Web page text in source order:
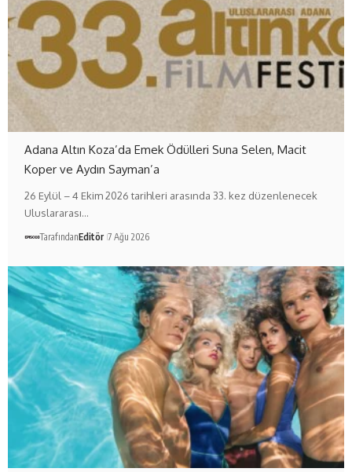
Adana Altın Koza’da Emek Ödülleri Suna Selen, Macit
Koper ve Aydın Sayman’a
26 Eylül – 4 Ekim 2026 tarihleri arasında 33. kez düzenlenecek
Uluslararası…
TarafındanEditör 7 Ağu 2026